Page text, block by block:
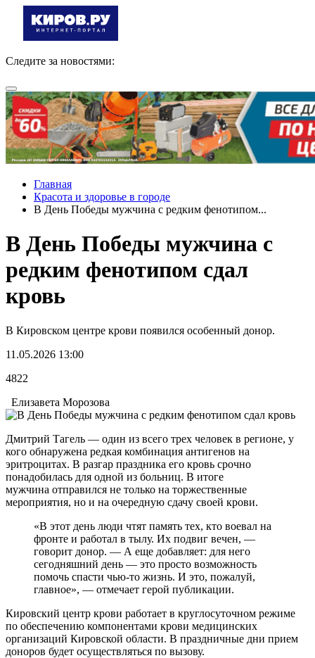
Следите за новостями:
Главная
Красота и здоровье в городе
В День Победы мужчина с редким фенотипом...
В День Победы мужчина с
редким фенотипом сдал
кровь
В Кировском центре крови появился особенный донор.
11.05.2026 13:00
4822
Елизавета Морозова
Дмитрий Тагель — один из всего трех человек в регионе, у
кого обнаружена редкая комбинация антигенов на
эритроцитах. В разгар праздника его кровь срочно
понадобилась для одной из больниц. В итоге
мужчина отправился не только на торжественные
мероприятия, но и на очередную сдачу своей крови.
«В этот день люди чтят память тех, кто воевал на
фронте и работал в тылу. Их подвиг вечен, —
говорит донор. — А еще добавляет: для него
сегодняшний день — это просто возможность
помочь спасти чью-то жизнь. И это, пожалуй,
главное», — отмечает герой публикации.
Кировский центр крови работает в круглосуточном режиме
по обеспечению компонентами крови медицинских
организаций Кировской области. В праздничные дни прием
доноров будет осуществляться по вызову.